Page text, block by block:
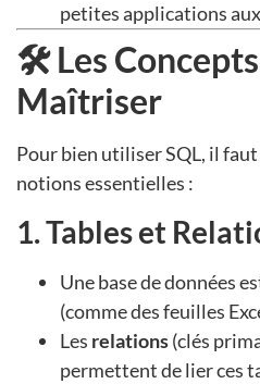
petites applications
🛠 Les
Maîtriser
Pour bien utiliser SQL, il
notions essentielles :
1. Tables et
Une base de données
(comme des feuilles
Les relations(clés
permettent de lier ces